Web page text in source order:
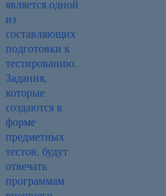
является одной
из
составляющих
подготовки к
тестированию.
Задания,
которые
создаются в
форме
предметных
тестов, будут
отвечать
программам